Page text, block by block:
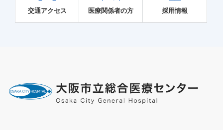
交通アクセス 医療関係者の方 採用情報